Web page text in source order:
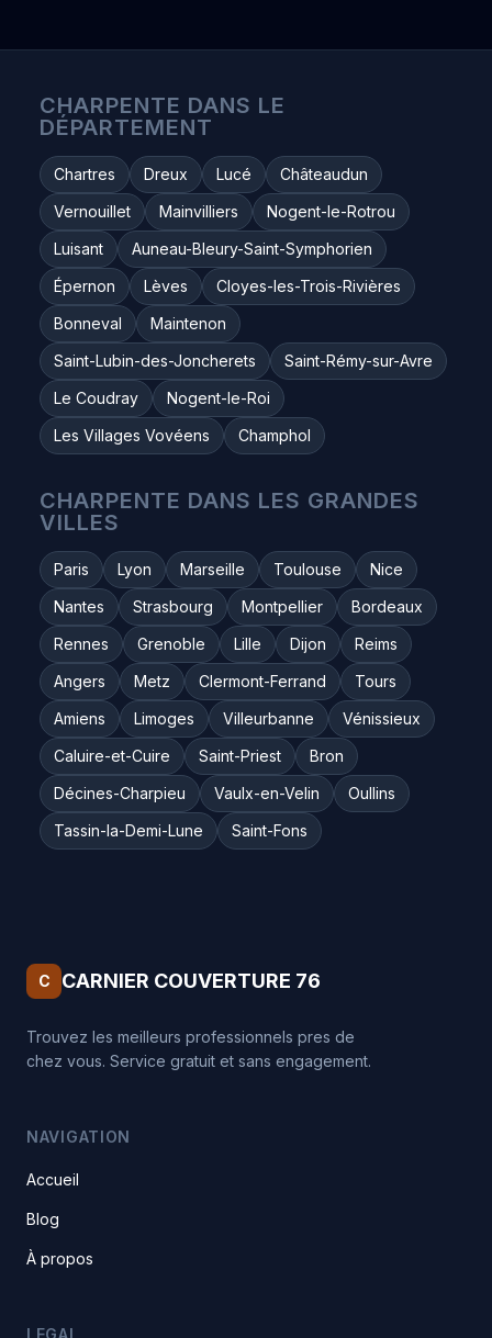
CHARPENTE DANS LE
DÉPARTEMENT
Chartres Dreux Lucé
Châteaudun
Vernouillet
Mainvilliers
Nogent-le-Rotrou
Luisant
Auneau-Bleury-Saint-Symphorien
Épernon
Lèves
Cloyes-les-Trois-Rivières
Bonneval
Maintenon
Saint-Lubin-des-Joncherets
Saint-Rémy-sur-Avre
Le Coudray
Nogent-le-Roi
Les Villages Vovéens
Champhol
CHARPENTE DANS LES GRANDES
VILLES
Paris Lyon Marseille Toulouse
Nice
Nantes
Strasbourg Montpellier
Bordeaux
Rennes
Grenoble Lille Dijon
Reims
Angers
Metz Clermont-Ferrand
Tours
Amiens
Limoges Villeurbanne
Vénissieux
Caluire-et-Cuire
Saint-Priest
Bron
Décines-Charpieu
Vaulx-en-Velin
Oullins
Tassin-la-Demi-Lune
Saint-Fons
C CARNIER COUVERTURE 76
Trouvez les meilleurs professionnels pres de
chez vous. Service gratuit et sans engagement.
NAVIGATION
Accueil
Blog
À propos
LEGAL